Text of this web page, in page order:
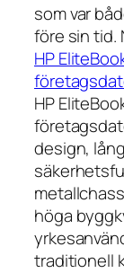
som var
före sin tid.
HP
HP
design,
höga
traditionell